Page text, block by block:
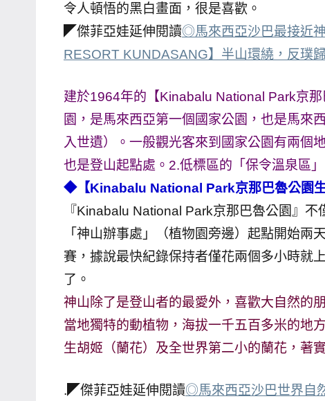
令人頓悟的黑白畫面，很是喜歡。
◤傑菲亞娃延伸閱讀◎馬來西亞沙巴最接近
RESORT KUNDASANG】半山環繞，反璞
建於1964年的【Kinabalu National Park京
園，是馬來西亞第一個國家公園，也是馬來
入世遺）。一般觀光客來到國家公園有兩個
也是登山起點處。2.低標區的「保令溫泉區」
◆【Kinabalu National Park京那巴魯公園
『Kinabalu National Park京那巴魯公園』
「神山辦事處」（植物園旁邊）起點開始
賽，據說最快紀錄保持者僅花兩個多小時就
了。
神山除了是登山者的最愛外，喜歡大自然的
當地獨特的動植物，海拔一千五百多米的地
生胡姬（蘭花）及全世界第二小的蘭花，著
.◤傑菲亞娃延伸閱讀◎馬來西亞沙巴世界自